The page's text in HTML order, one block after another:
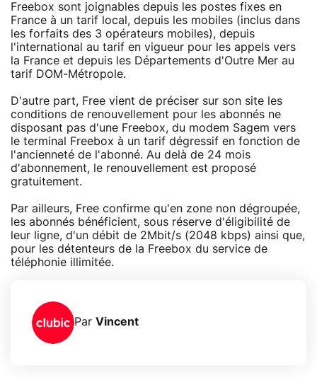
Freebox sont joignables depuis les postes fixes en
France à un tarif local, depuis les mobiles (inclus dans
les forfaits des 3 opérateurs mobiles), depuis
l'international au tarif en vigueur pour les appels vers
la France et depuis les Départements d'Outre Mer au
tarif DOM-Métropole.
D'autre part, Free vient de préciser sur son site les
conditions de renouvellement pour les abonnés ne
disposant pas d'une Freebox, du modem Sagem vers
le terminal Freebox à un tarif dégressif en fonction de
l'ancienneté de l'abonné. Au delà de 24 mois
d'abonnement, le renouvellement est proposé
gratuitement.
Par ailleurs, Free confirme qu'en zone non dégroupée,
les abonnés bénéficient, sous réserve d'éligibilité de
leur ligne, d'un débit de 2Mbit/s (2048 kbps) ainsi que,
pour les détenteurs de la Freebox du service de
téléphonie illimitée.
Par Vincent